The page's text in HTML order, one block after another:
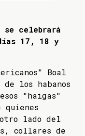
se celebrará
17, 18 y
Boal
los habanos
"haigas"
quienes
lado del
collares de